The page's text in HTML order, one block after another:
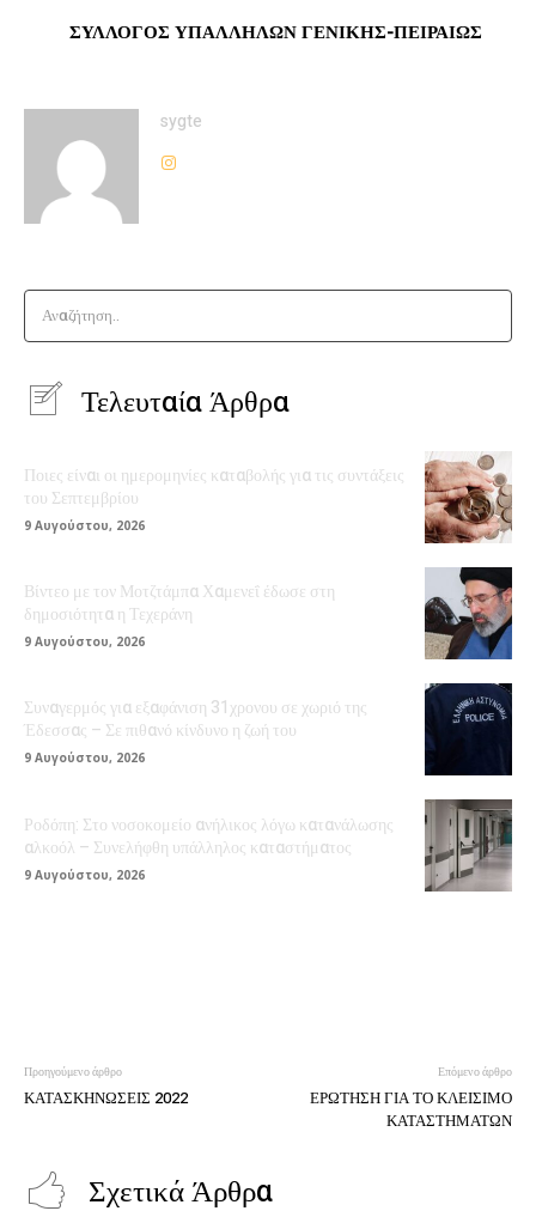
ΣΥΛΛΟΓΟΣ ΥΠΑΛΛΗΛΩΝ ΓΕΝΙΚΗΣ-ΠΕΙΡΑΙΩΣ
sygte
Αναζήτηση..
Τελευταία Άρθρα
Ποιες είναι οι ημερομηνίες καταβολής για τις συντάξεις
του Σεπτεμβρίου
9 Αυγούστου, 2026
Βίντεο με τον Μοτζτάμπα Χαμενεΐ έδωσε στη
δημοσιότητα η Τεχεράνη
9 Αυγούστου, 2026
Συναγερμός για εξαφάνιση 31χρονου σε χωριό της
Έδεσσας – Σε πιθανό κίνδυνο η ζωή του
9 Αυγούστου, 2026
Ροδόπη: Στο νοσοκομείο ανήλικος λόγω κατανάλωσης
αλκοόλ – Συνελήφθη υπάλληλος καταστήματος
9 Αυγούστου, 2026
Προηγούμενο άρθρο
ΚΑΤΑΣΚΗΝΩΣΕΙΣ 2022
Επόμενο άρθρο
ΕΡΩΤΗΣΗ ΓΙΑ ΤΟ ΚΛΕΙΣΙΜΟ
ΚΑΤΑΣΤΗΜΑΤΩΝ
Σχετικά Άρθρα